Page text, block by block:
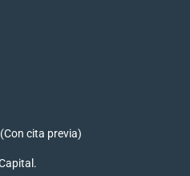
cita previa)